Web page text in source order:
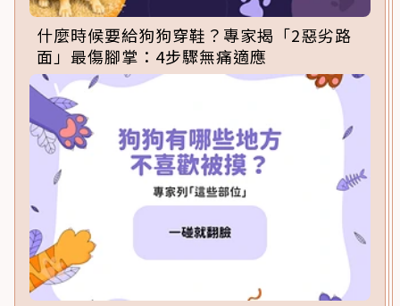
什麼時候要給狗狗穿鞋？專家揭「2惡劣路
面」最傷腳掌：4步驟無痛適應